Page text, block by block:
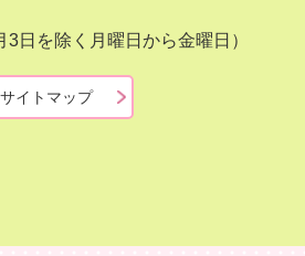
日を除く月曜日から金曜日）
サイトマップ